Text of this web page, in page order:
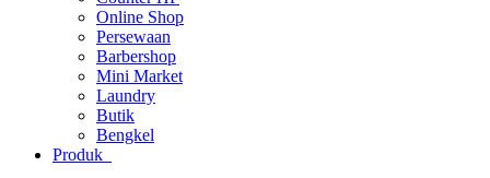
Online Shop
Persewaan
Barbershop
Mini Market
Laundry
Butik
Bengkel
Produk